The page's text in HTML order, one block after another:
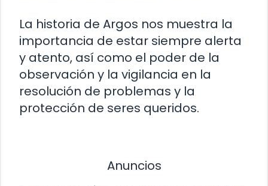
La historia de Argos nos muestra la
importancia de estar siempre alerta
y atento, así como el poder de la
observación y la vigilancia en la
resolución de problemas y la
protección de seres queridos.
Anuncios